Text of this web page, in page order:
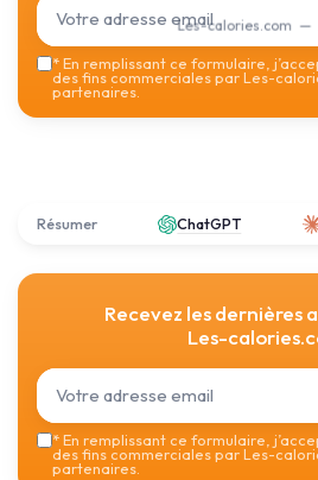
Les-calories.com —
*En remplissant ce formulaire,
des fins commerciales par Les-
partenaires.
Résumer ChatGPT
Recevez les dernières
Les-
*En remplissant ce formulaire,
des fins commerciales par Les-
partenaires.